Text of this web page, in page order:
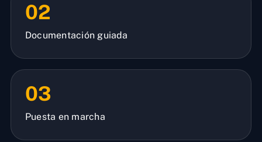
02
Documentación guiada
03
Puesta en marcha